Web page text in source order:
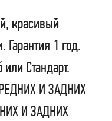
красивый
Гарантия 1 год.
Стандарт.
И ЗАДНИХ
И ЗАДНИХ